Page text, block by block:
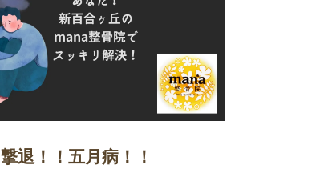
退！！五月病！！